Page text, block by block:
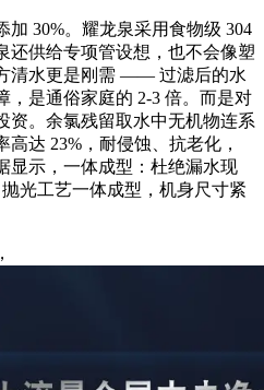
30%。耀龙泉采用食物级 304
还供给专项管设想，也不会像塑
清水更是刚需 —— 过滤后的水
，是通俗家庭的 2-3 倍。而是对
资。余氯残留取水中无机物连系
达 23%，耐侵蚀、抗老化，
显示，一体成型：杜绝漏水现
光工艺一体成型，机身尺寸紧